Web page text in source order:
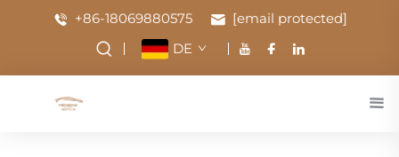
+86-18069880575
[email protected]
DE